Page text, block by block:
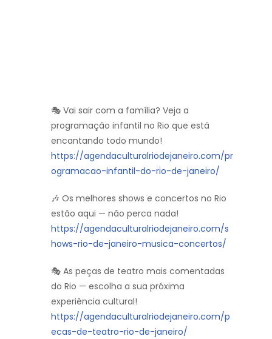
🎭 Vai sair com a família? Veja a
programação infantil no Rio que está
encantando todo mundo!
https://agendaculturalriodejaneiro.com/pr
ogramacao-infantil-do-rio-de-janeiro/
🎶 Os melhores shows e concertos no Rio
estão aqui — não perca nada!
https://agendaculturalriodejaneiro.com/s
hows-rio-de-janeiro-musica-concertos/
🎭 As peças de teatro mais comentadas
do Rio — escolha a sua próxima
experiência cultural!
https://agendaculturalriodejaneiro.com/p
ecas-de-teatro-rio-de-janeiro/